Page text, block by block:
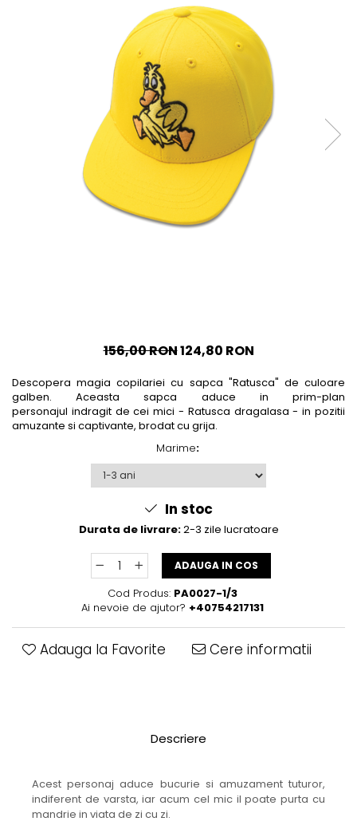
Produse pentru casa
Idei pentru casa
Prosoape bucatarie
156,00 RON124,80 RON
Descopera magia copilariei cu sapca "Ratusca" de culoare
galben. Aceasta sapca aduce in prim-plan
personajul indragit de cei mici - Ratusca dragalasa - in pozitii
amuzante si captivante, brodat cu grija.
Marime:
In stoc
Durata de livrare:2-3 zile lucratoare
ADAUGA IN COS
Cod Produs: PA0027-1/3
Ai nevoie de ajutor? +40754217131
Adauga la Favorite Cere informatii
Descriere
Acest personaj aduce bucurie si amuzament tuturor,
indiferent de varsta, iar acum cel mic il poate purta cu
mandrie in viata de zi cu zi.